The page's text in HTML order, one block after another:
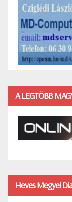
A LEGTÖBB
Heves Megyei